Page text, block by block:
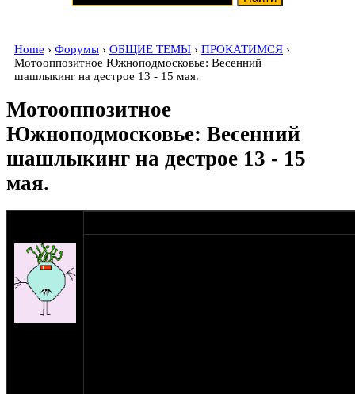
Home › Форумы › ОБЩИЕ ТЕМЫ › ПРОКАТИМСЯ ›
Мотооппозитное Южноподмосковье: Весенний
шашлыкинг на дестрое 13 - 15 мая.
Мотооппозитное
Южноподмосковье: Весенний
шашлыкинг на дестрое 13 - 15
мая.